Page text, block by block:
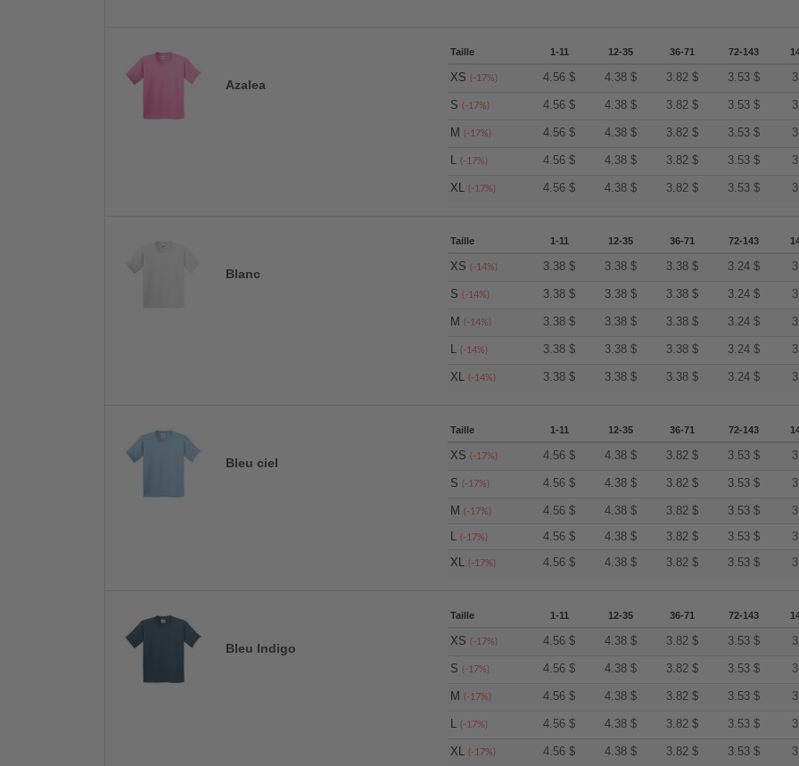
Azalea
Taille 1-11 12-35 36-71 72-143
XS(-17%) 4.56$ 4.38 $ 3.82 $ 3.53 $
S(-17%) 4.56$ 4.38 $ 3.82 $ 3.53 $
M(-17%) 4.56$ 4.38 $ 3.82 $ 3.53 $
L(-17%) 4.56$ 4.38 $ 3.82 $ 3.53 $
XL(-17%) 4.56$ 4.38 $ 3.82 $ 3.53 $
Blanc
Taille 1-11 12-35 36-71 72-143
XS(-14%) 3.38$ 3.38 $ 3.38 $ 3.24 $
S(-14%) 3.38$ 3.38 $ 3.38 $ 3.24 $
M(-14%) 3.38$ 3.38 $ 3.38 $ 3.24 $
L(-14%) 3.38$ 3.38 $ 3.38 $ 3.24 $
XL(-14%) 3.38$ 3.38 $ 3.38 $ 3.24 $
Bleu ciel
Taille 1-11 12-35 36-71 72-143
XS(-17%) 4.56$ 4.38 $ 3.82 $ 3.53 $
S(-17%) 4.56$ 4.38 $ 3.82 $ 3.53 $
M(-17%) 4.56$ 4.38 $ 3.82 $ 3.53 $
L(-17%) 4.56$ 4.38 $ 3.82 $ 3.53 $
XL(-17%) 4.56$ 4.38 $ 3.82 $ 3.53 $
Bleu Indigo
Taille 1-11 12-35 36-71 72-143
XS(-17%) 4.56$ 4.38 $ 3.82 $ 3.53 $
S(-17%) 4.56$ 4.38 $ 3.82 $ 3.53 $
M(-17%) 4.56$ 4.38 $ 3.82 $ 3.53 $
L(-17%) 4.56$ 4.38 $ 3.82 $ 3.53 $
XL(-17%) 4.56$ 4.38 $ 3.82 $ 3.53 $